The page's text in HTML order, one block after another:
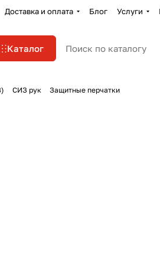
Доставка и оплата Блог Услуги
Каталог
СИЗ рук Защитные перчатки